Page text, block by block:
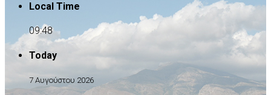
Local Time
09:48
Today
7 Αυγούστου 2026